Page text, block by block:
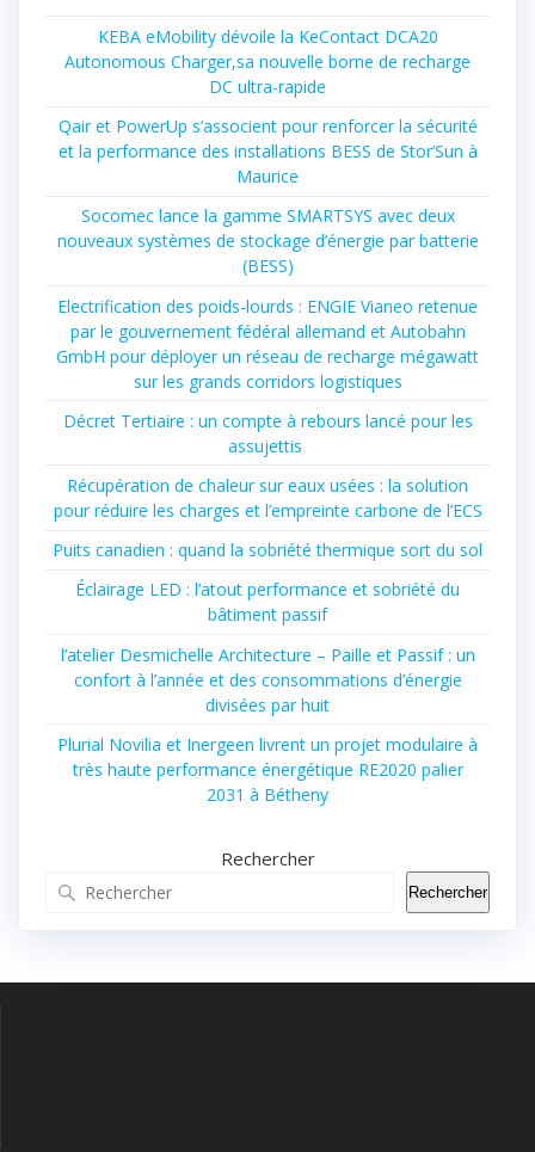
KEBA eMobility dévoile la KeContact DCA20
Autonomous Charger,sa nouvelle borne de recharge
DC ultra-rapide
Qair et PowerUp s’associent pour renforcer la sécurité
et la performance des installations BESS de Stor’Sun à
Maurice
Socomec lance la gamme SMARTSYS avec deux
nouveaux systèmes de stockage d’énergie par batterie
(BESS)
Electrification des poids-lourds : ENGIE Vianeo retenue
par le gouvernement fédéral allemand et Autobahn
GmbH pour déployer un réseau de recharge mégawatt
sur les grands corridors logistiques
Décret Tertiaire : un compte à rebours lancé pour les
assujettis
Récupération de chaleur sur eaux usées : la solution
pour réduire les charges et l’empreinte carbone de l’ECS
Puits canadien : quand la sobriété thermique sort du sol
Éclairage LED : l’atout performance et sobriété du
bâtiment passif
l’atelier Desmichelle Architecture – Paille et Passif : un
confort à l’année et des consommations d’énergie
divisées par huit
Plurial Novilia et Inergeen livrent un projet modulaire à
très haute performance énergétique RE2020 palier
2031 à Bétheny
Rechercher
Rechercher